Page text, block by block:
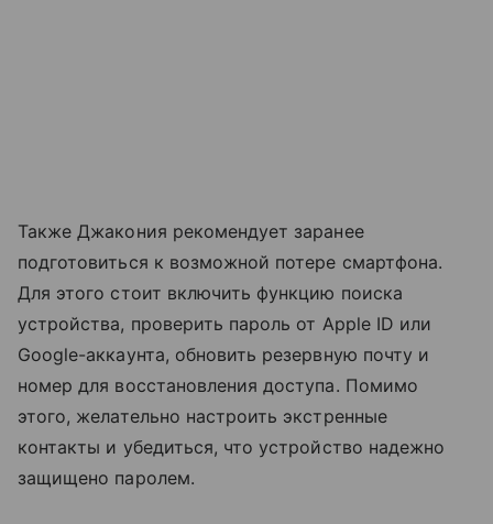
Также Джакония рекомендует заранее
подготовиться к возможной потере смартфона.
Для этого стоит включить функцию поиска
устройства, проверить пароль от Apple ID или
Google-аккаунта, обновить резервную почту и
номер для восстановления доступа. Помимо
этого, желательно настроить экстренные
контакты и убедиться, что устройство надежно
защищено паролем.